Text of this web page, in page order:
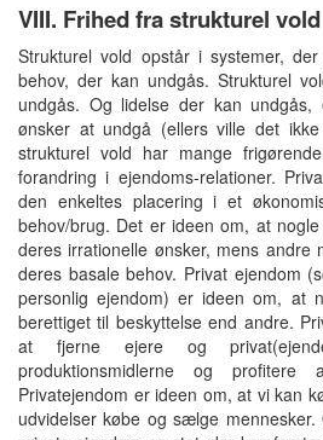
VIII. Frihed fra strukturel vold
Strukturel vold opstår i systemer,
behov, der kan undgås. Strukturel
undgås. Og lidelse der kan
ønsker at undgå (ellers ville det
strukturel vold har mange
forandring i ejendoms-relationer.
den enkeltes placering i et
behov/brug. Det er ideen om, at
deres irrationelle ønsker, mens andre
deres basale behov. Privat ejendom
personlig ejendom) er ideen om, at
berettiget til beskyttelse end andre.
at fjerne ejere og
produktionsmidlerne og profitere
Privatejendom er ideen om, at vi kan
udvidelser købe og sælge